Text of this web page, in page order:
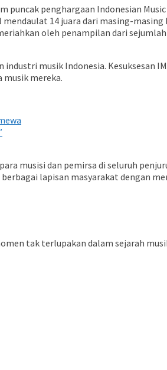
penghargaan Indonesian Music
14 juara dari masing-
oleh penampilan dari
musik Indonesia. Kesuksesan
mereka.
musisi dan pemirsa di seluruh
lapisan masyarakat dengan
tak terlupakan dalam sejarah